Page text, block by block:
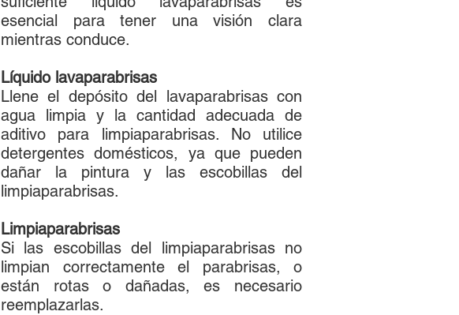
esencial para tener una visión clara
mientras conduce.
Líquido lavaparabrisas
Llene el depósito del lavaparabrisas con
agua limpia y la cantidad adecuada de
aditivo para limpiaparabrisas. No utilice
detergentes domésticos, ya que pueden
dañar la pintura y las escobillas del
limpiaparabrisas.
Limpiaparabrisas
Si las escobillas del limpiaparabrisas no
limpian correctamente el parabrisas, o
están rotas o dañadas, es necesario
reemplazarlas.